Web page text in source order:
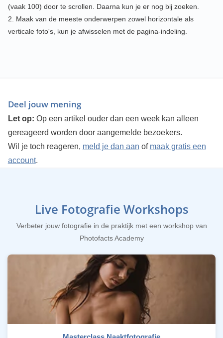
(vaak 100) door te scrollen. Daarna kun je er nog bij zoeken.
2. Maak van de meeste onderwerpen zowel horizontale als
verticale foto's, kun je afwisselen met de pagina-indeling.
Deel jouw mening
Let op: Op een artikel ouder dan een week kan alleen
gereageerd worden door aangemelde bezoekers.
Wil je toch reageren, meld je dan aan of maak gratis een
account.
Live Fotografie Workshops
Verbeter jouw fotografie in de praktijk met een workshop van
Photofacts Academy